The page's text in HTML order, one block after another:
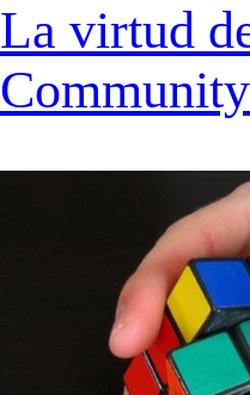
La virtud